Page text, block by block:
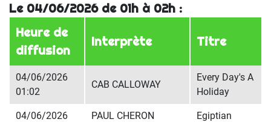
Le 04/06/2026 de 01h à 02h :
Heure de
diffusion
Interprète Titre
04/06/2026
01:02
CAB CALLOWAY
Every Day's A
Holiday
04/06/2026
PAUL CHERON
Egiptian